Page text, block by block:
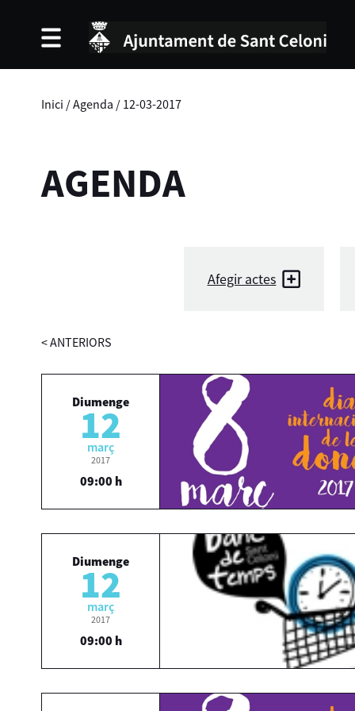
Inici /Agenda / 12-03-2017
AGENDA
Afegir actes
<ANTERIORS
Diumenge
12
març
2017
09:00 h
Diumenge
12
març
2017
09:00 h